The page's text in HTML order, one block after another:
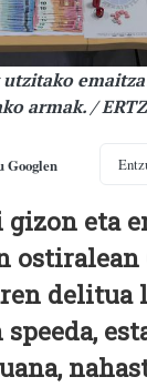
armak. /
Googlen
eta
delitua